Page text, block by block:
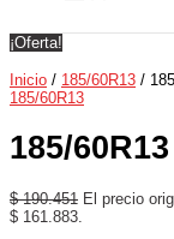
¡Oferta!
Inicio / 185/60R13 /
185/60R13
185/
$190.451 El precio
$ 161.883.